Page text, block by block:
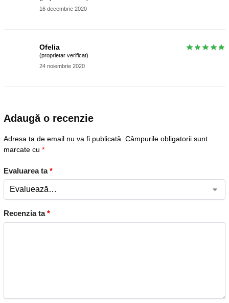
16 decembrie 2020
Ofelia
(proprietar verificat)
24 noiembrie 2020
Adaugă o recenzie
Adresa ta de email nu va fi publicată. Câmpurile obligatorii sunt
marcate cu *
Evaluarea ta*
Recenzia ta*